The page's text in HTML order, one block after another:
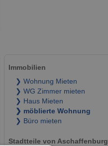
Immobilien
❯ Wohnung Mieten
❯ WG Zimmer mieten
❯ Haus Mieten
❯ möblierte Wohnung
❯ Büro mieten
Stadtteile von Aschaffenburg